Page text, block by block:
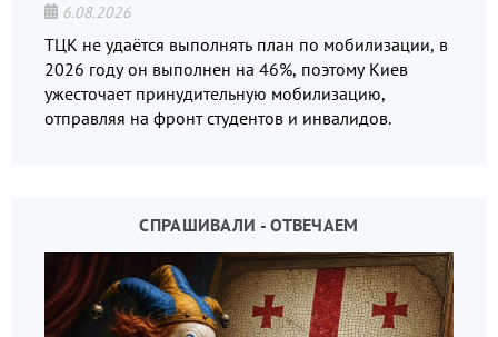
6.08.2026
ТЦК не удаётся выполнять план по мобилизации, в
2026 году он выполнен на 46%, поэтому Киев
ужесточает принудительную мобилизацию,
отправляя на фронт студентов и инвалидов.
СПРАШИВАЛИ - ОТВЕЧАЕМ